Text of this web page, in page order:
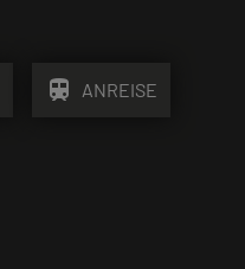
train ANREISE